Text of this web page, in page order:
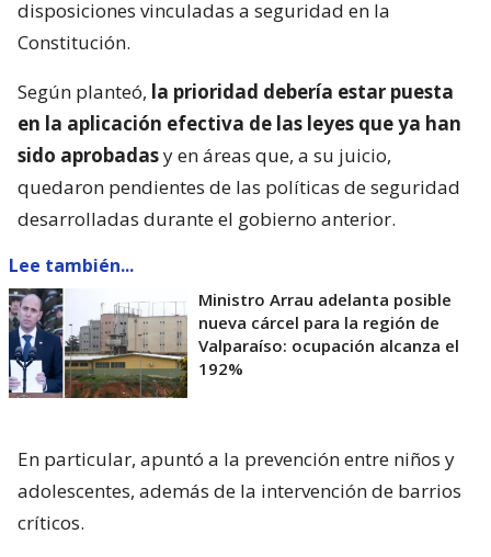
disposiciones vinculadas a seguridad en la
Constitución.
Según planteó, la prioridad debería estar puesta
en la aplicación efectiva de las leyes que ya han
sido aprobadasy en áreas que, a su juicio,
quedaron pendientes de las políticas de seguridad
desarrolladas durante el gobierno anterior.
Lee también...
Ministro Arrau adelanta posible
nueva cárcel para la región de
Valparaíso: ocupación alcanza el
192%
En particular, apuntó a la prevención entre niños y
adolescentes, además de la intervención de barrios
críticos.